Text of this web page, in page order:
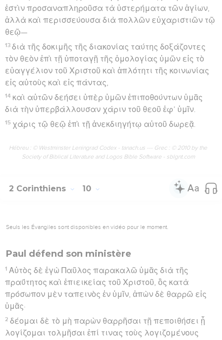
ἐστὶν προσαναπληροῦσα τὰ ὑστερήματα τῶν ἁγίων,
ἀλλὰ καὶ περισσεύουσα διὰ πολλῶν εὐχαριστιῶν τῷ
θεῷ—
13 διὰ τῆς δοκιμῆς τῆς διακονίας ταύτης δοξάζοντες
τὸν θεὸν ἐπὶ τῇ ὑποταγῇ τῆς ὁμολογίας ὑμῶν εἰς τὸ
εὐαγγέλιον τοῦ Χριστοῦ καὶ ἁπλότητι τῆς κοινωνίας
εἰς αὐτοὺς καὶ εἰς πάντας,
14 καὶ αὐτῶν δεήσει ὑπὲρ ὑμῶν ἐπιποθούντων ὑμᾶς
διὰ τὴν ὑπερβάλλουσαν χάριν τοῦ θεοῦ ἐφ’ ὑμῖν.
15 χάρις τῷ θεῷ ἐπὶ τῇ ἀνεκδιηγήτῳ αὐτοῦ δωρεᾷ.
Hébreu : © Westminster Leningrad Codex - tanach.us --- Grec : © 2010 by the
Society of Biblical Literature and Logos Bible Software - sblgnt.com
2 Corinthiens 10
Seuls les Évangiles sont disponibles en vidéo pour le moment.
Paul défend son ministère
1 Αὐτὸς δὲ ἐγὼ Παῦλος παρακαλῶ ὑμᾶς διὰ τῆς
πραΰτητος καὶ ἐπιεικείας τοῦ Χριστοῦ, ὃς κατὰ
πρόσωπον μὲν ταπεινὸς ἐν ὑμῖν, ἀπὼν δὲ θαρρῶ εἰς
ὑμᾶς·
2 δέομαι δὲ τὸ μὴ παρὼν θαρρῆσαι τῇ πεποιθήσει ᾗ
λογίζομαι τολμῆσαι ἐπί τινας τοὺς λογιζομένους